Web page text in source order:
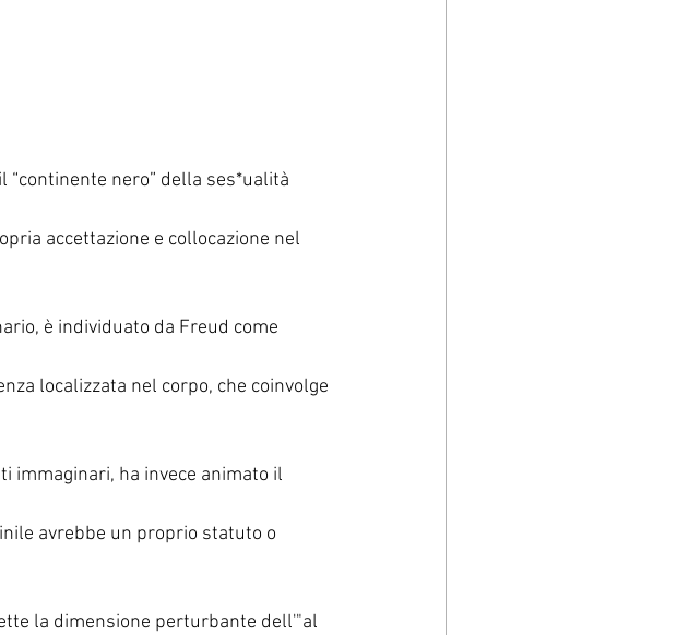
“continente nero” della ses*ualità
accettazione e collocazione nel
è individuato da Freud come
localizzata nel corpo, che coinvolge
immaginari, ha invece animato il
avrebbe un proprio statuto o
la dimensione perturbante dell'"al